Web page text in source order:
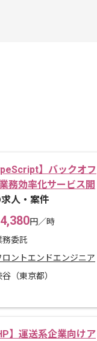
】バックオフ
務効率化サービス開
人・案件
4,380円／時
務委託
ロントエンドエンジニア
谷（東京都）
】運送系企業向けア